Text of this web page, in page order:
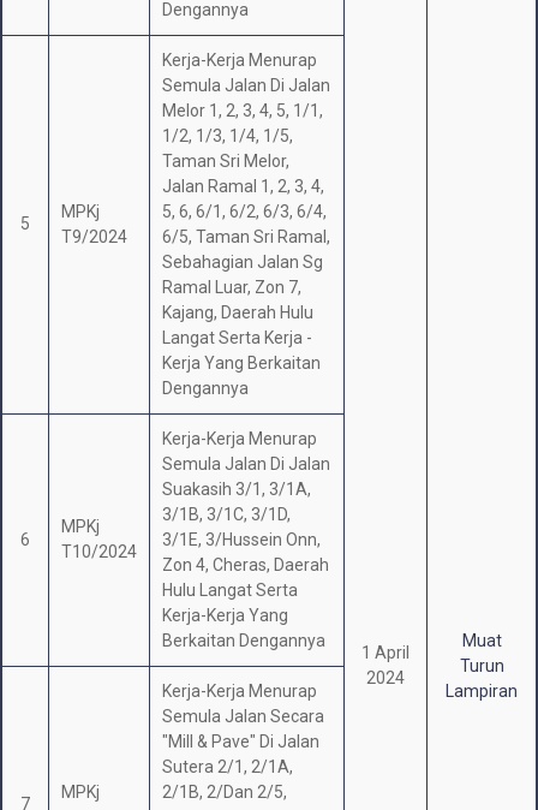
1 April
2024
Muat
Turun
Lampiran
Dengannya
5
MPKj
T9/2024
Kerja-Kerja Menurap
Semula Jalan Di Jalan
Melor 1, 2, 3, 4, 5, 1/1,
1/2, 1/3, 1/4, 1/5,
Taman Sri Melor,
Jalan Ramal 1, 2, 3, 4,
5, 6, 6/1, 6/2, 6/3, 6/4,
6/5, Taman Sri Ramal,
Sebahagian Jalan Sg
Ramal Luar, Zon 7,
Kajang, Daerah Hulu
Langat Serta Kerja -
Kerja Yang Berkaitan
Dengannya
6
MPKj
T10/2024
Kerja-Kerja Menurap
Semula Jalan Di Jalan
Suakasih 3/1, 3/1A,
3/1B, 3/1C, 3/1D,
3/1E, 3/Hussein Onn,
Zon 4, Cheras, Daerah
Hulu Langat Serta
Kerja-Kerja Yang
Berkaitan Dengannya
7
MPKj
Kerja-Kerja Menurap
Semula Jalan Secara
"Mill & Pave" Di Jalan
Sutera 2/1, 2/1A,
2/1B, 2/Dan 2/5,